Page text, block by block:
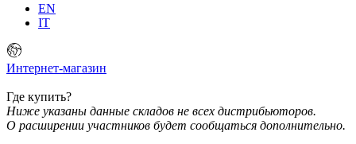
EN
IT
Интернет-магазин
Где купить?
Ниже указаны данные складов не всех дистрибьюторов.
О расширении участников будет сообщаться дополнительно.